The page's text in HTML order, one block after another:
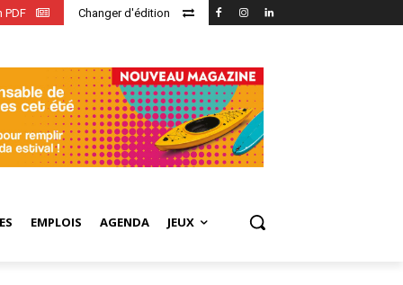
Changer d'édition
PDF
EMPLOIS AGENDA JEUX